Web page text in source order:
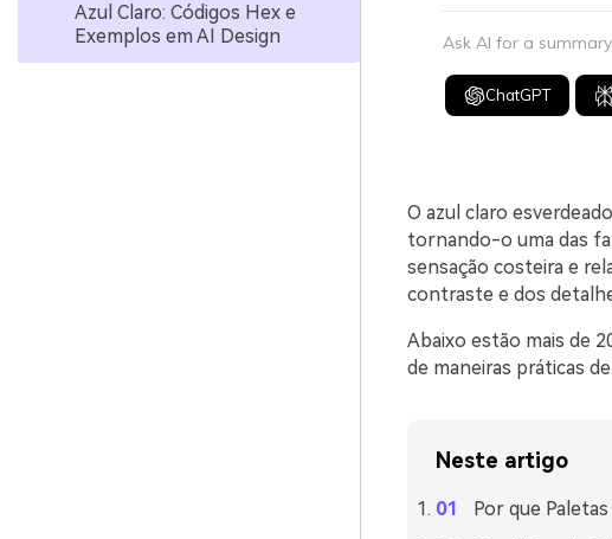
Azul Claro: Códigos Hex e
Exemplos em AI Design
Ask AI for a summary
ChatGPT
O azul claro
tornando-o uma das
sensação costeira e
contraste e dos
Abaixo estão mais de
de maneiras práticas
Neste artigo
Por que